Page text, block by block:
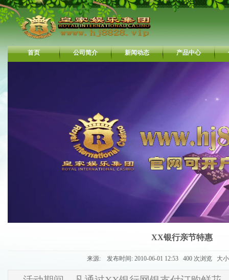
首页 公司简介 新闻动态 产品中心
XX银行亲节特惠
来源: 发布时间: 2010-06-01 12:53 400 次浏览 大